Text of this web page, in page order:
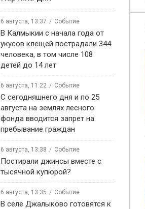
6 августа, 13:37 Событие
В Калмыкии с начала года от
укусов клещей пострадали 344
человека, в том числе 108
детей до 14 лет
6 августа, 11:22 Событие
С сегодняшнего дня и по 25
августа на землях лесного
фонда вводится запрет на
пребывание граждан
6 августа, 13:38 Событие
Постирали джинсы вместе с
тысячной купюрой?
6 августа, 13:35 Событие
В селе Джалыково готовятся к